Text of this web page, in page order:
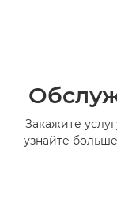
Закажите
узнайте